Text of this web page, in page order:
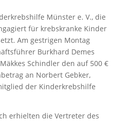
Münster e. V., die
für krebskranke Kinder
Am gestrigen Montag
Burkhard Demes
Schindler den auf 500 €
an Norbert Gebker,
der Kinderkrebshilfe
erhielten die Vertreter des